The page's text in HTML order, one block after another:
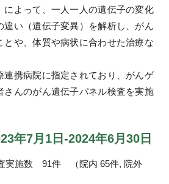
によって、一人一人の遺伝子の変化
違い（遺伝子変異）を解析し、がん
とや、体質や病状に合わせた治療な
連携病院に指定されており、がんゲ
さんのがん遺伝子パネル検査を実施
年7月1日-2024年6月30日
実施数 91件 （院内 65件, 院外